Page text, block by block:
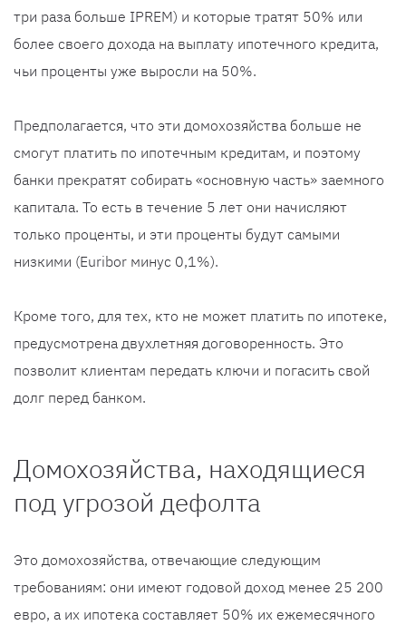
три раза больше IPREM) и которые тратят 50% или
более своего дохода на выплату ипотечного кредита,
чьи проценты уже выросли на 50%.
Предполагается, что эти домохозяйства больше не
смогут платить по ипотечным кредитам, и поэтому
банки прекратят собирать «основную часть» заемного
капитала. То есть в течение 5 лет они начисляют
только проценты, и эти проценты будут самыми
низкими (Euribor минус 0,1%).
Кроме того, для тех, кто не может платить по ипотеке,
предусмотрена двухлетняя договоренность. Это
позволит клиентам передать ключи и погасить свой
долг перед банком.
Домохозяйства, находящиеся
под угрозой дефолта
Это домохозяйства, отвечающие следующим
требованиям: они имеют годовой доход менее 25 200
евро, а их ипотека составляет 50% их ежемесячного